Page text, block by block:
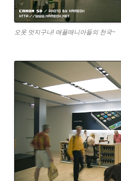
오옷 멋지구나! 애플매니아들의 천국~